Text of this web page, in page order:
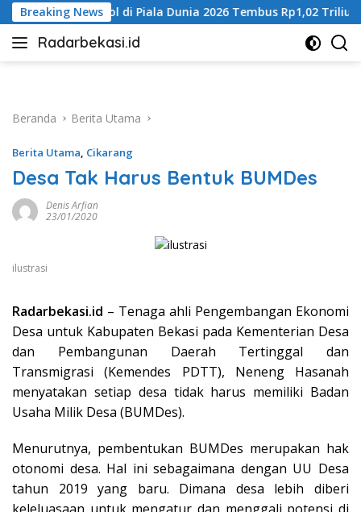
Langsung
ke
konten
Breaking News
Dunia 2026 Tembus Rp1,02 Triliun Anggota DPRD
Radarbekasi.id
Berita
Beranda
Berita Utama
Berita Utama, Cikarang
Desa Tak Harus Bentuk BUMDes
Denis Arfian
23/01/2020
ilustrasi
Radarbekasi.id – Tenaga ahli Pengembangan Ekonomi
Desa untuk Kabupaten Bekasi pada Kementerian Desa
dan Pembangunan Daerah Tertinggal dan
Transmigrasi (Kemendes PDTT), Neneng Hasanah
menyatakan setiap desa tidak harus memiliki Badan
Usaha Milik Desa (BUMDes).
Menurutnya, pembentukan BUMDes merupakan hak
otonomi desa. Hal ini sebagaimana dengan UU Desa
tahun 2019 yang baru. Dimana desa lebih diberi